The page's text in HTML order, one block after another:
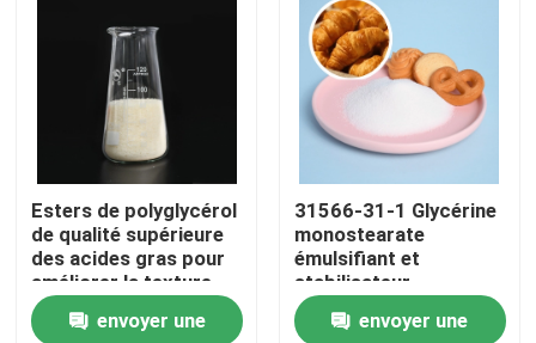
Demandez une citation
Émulsifiant alimentaire E471
Émulsifiant de catégorie comestible
Émulsifiants alimentaires naturels
Esters de polyglycérol
de qualité supérieure
des acides gras pour
améliorer la texture
par émulsification
supérieureenvoyer une
31566-31-1 Glycérine
monostearate
émulsifiant et
stabilisateur
alimentaire pour une
texture crémeuse
envoyer une